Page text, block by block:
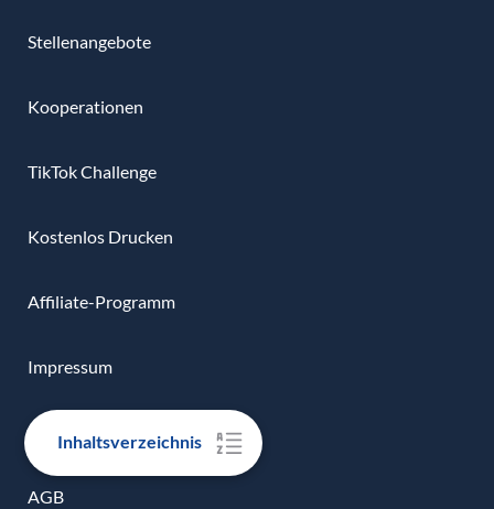
Inhaltsverzeichnis
Stellenangebote
Kooperationen
TikTok Challenge
Kostenlos Drucken
Affiliate-Programm
Impressum
Datenschutz
AGB